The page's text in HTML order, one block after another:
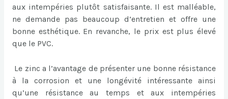
aux intempéries plutôt satisfaisante. Il est malléable,
ne demande pas beaucoup d’entretien et offre une
bonne esthétique. En revanche, le prix est plus élevé
que le PVC.
Le zinc a l’avantage de présenter une bonne résistance
à la corrosion et une longévité intéressante ainsi
qu’une résistance au temps et aux intempéries